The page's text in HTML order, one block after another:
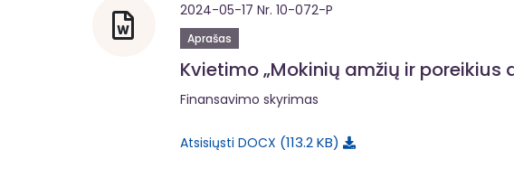
atliepiančio mokinių
amžių ir poreikius,
kokybę Vidurio ir vakarų
Lietuvos regione
2024-05-17 Nr. 10-072-P
Aprašas
Kvietimo „Mokinių amžių ir
Finansavimo skyrimas
Atsisiųsti DOCX 113.2 KB